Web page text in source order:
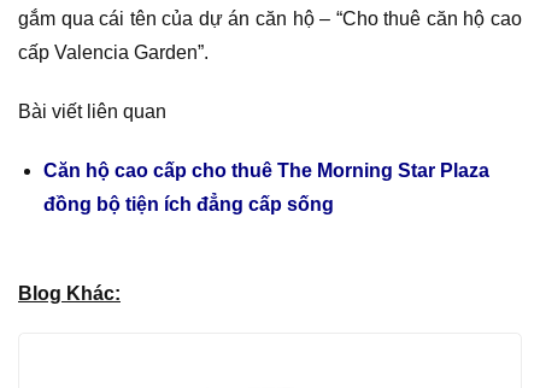
gắm qua cái tên của dự án căn hộ – “Cho thuê căn hộ cao
cấp Valencia Garden”.
Bài viết liên quan
Căn hộ cao cấp cho thuê The Morning Star Plaza
đồng bộ tiện ích đẳng cấp sống
Blog Khác: